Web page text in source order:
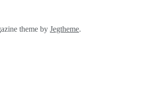
theme by Jegtheme.